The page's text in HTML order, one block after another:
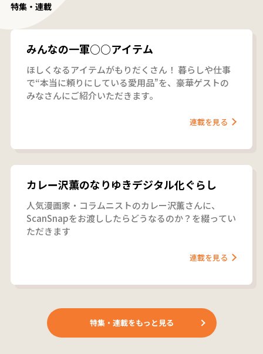
特集・連載
特集・連載をもっと見る
みんなの一軍○○アイテム
ほしくなるアイテムがもりだくさん！ 暮らしや仕事
で“本当に頼りにしている愛用品”を、豪華ゲストの
みなさんにご紹介いただきます。
連載を見る
カレー沢薫のなりゆきデジタル化ぐらし
人気漫画家・コラムニストのカレー沢薫さんに、
ScanSnapをお渡ししたらどうなるのか？を綴ってい
ただきます
連載を見る